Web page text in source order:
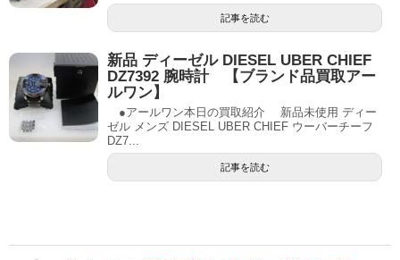
記事を読む
新品 ディーゼル DIESEL UBER CHIEF
DZ7392 腕時計 【ブランド品買取アー
ルワン】
●アールワン本日の買取紹介 新品未使用 ディー
ゼル メンズ DIESEL UBER CHIEF ウーバーチーフ
DZ7...
記事を読む